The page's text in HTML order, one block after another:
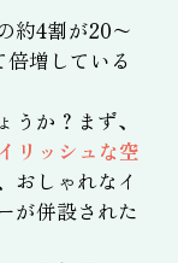
約4割が20〜
増している
か？まず、
リッシュな空
おしゃれなイ
が併設された